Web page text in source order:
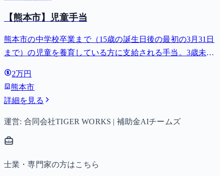
【熊本市】児童手当
熊本市の中学校卒業まで（15歳の誕生日後の最初の3月31日
まで）の児童を養育している方に支給される手当。3歳未満
子以降は15,000円）、中学生は月額10,000円。
2万円
熊本市
詳細を見る
運営: 合同会社TIGER WORKS | 補助金AIチームズ
士業・専門家の方はこちら